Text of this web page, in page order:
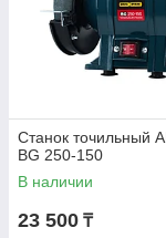
Станок точильный
BG 250-150
В наличии
23 500 ₸